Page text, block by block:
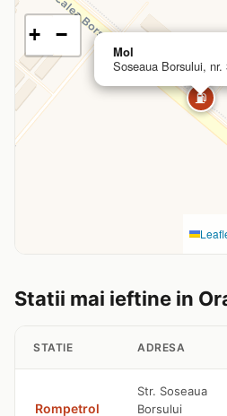
⛽
Mol
Soseaua Borsului, nr.
+ −
Statii mai ieftine in
STATIE ADRESA
Rompetrol
Str. Soseaua
Borsului